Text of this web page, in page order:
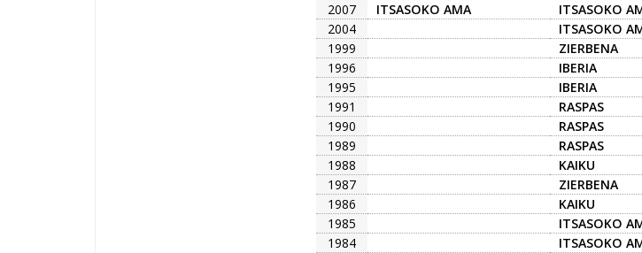
2007
ITSASOKO AMA
ITSASOKO
2004
ITSASOKO
1999
ZIERBENA
1996
IBERIA
1995
IBERIA
1991
RASPAS
1990
RASPAS
1989
RASPAS
1988
KAIKU
1987
ZIERBENA
1986
KAIKU
1985
ITSASOKO
1984
ITSASOKO